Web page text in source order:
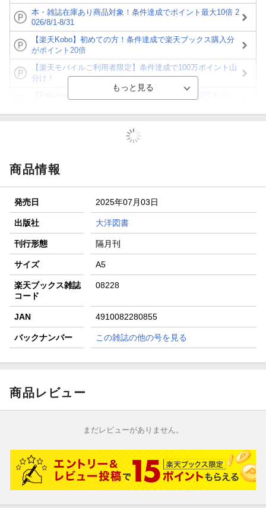
本・雑誌在庫あり商品対象！条件達成でポイント最大10倍 2
026/8/1-8/31
【楽天Kobo】初めての方！条件達成で楽天ブックス購入分
がポイント20倍
【楽天モバイルご利用者限定】条件達成で100万ポイント山
分け！
ラン）が当たる！
進呈
条件達成で楽天限定・宝塚歌劇 宙組貸切公演ペアチケット
が当たる
商品情報
発売日 2025年07月03日
出版社 大洋図書
刊行形態 隔月刊
サイズ A5
楽天ブックス雑誌
コード
08228
JAN 4910082280855
バックナンバー この雑誌の他の号を見る
商品レビュー
まだレビューがありません。